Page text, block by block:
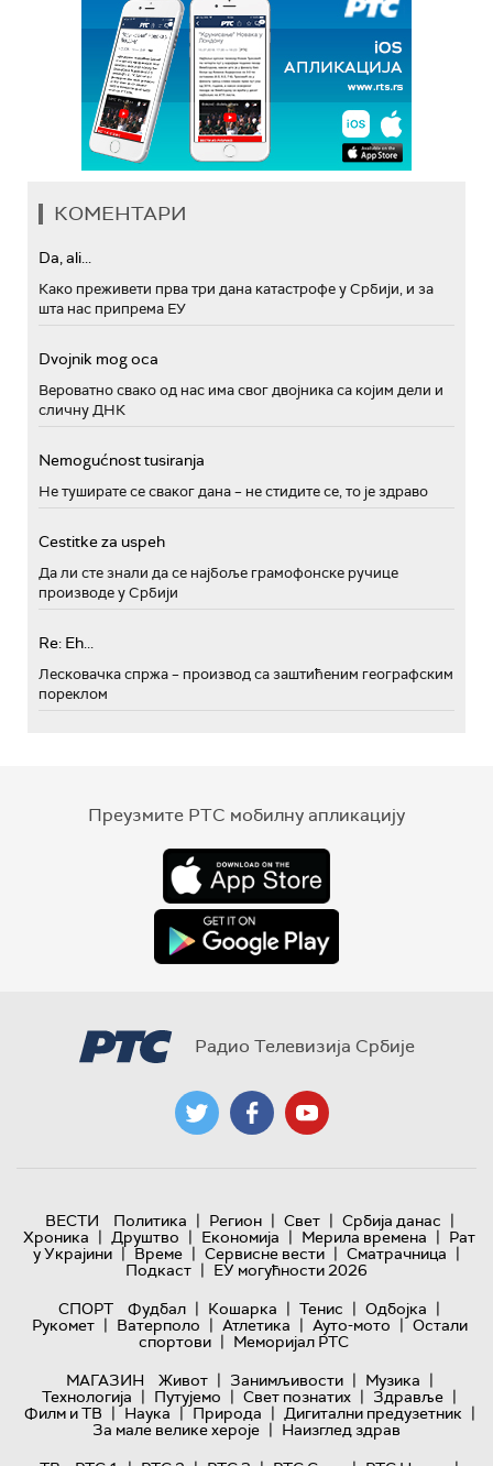
КОМЕНТАРИ
Da, ali...
Како преживети прва три дана катастрофе у Србији, и за
шта нас припрема ЕУ
Dvojnik mog oca
Вероватно свако од нас има свог двојника са којим дели и
сличну ДНК
Nemogućnost tusiranja
Не туширате се сваког дана – не стидите се, то је здраво
Cestitke za uspeh
Да ли сте знали да се најбоље грамофонске ручице
производе у Србији
Re: Eh...
Лесковачка спржа – производ са заштићеним географским
пореклом
Преузмите РТС мобилну апликацију
Радио Телевизија Србије
ВЕСТИ Политика | Регион | Свет | Србија данас |
Хроника | Друштво | Економија | Мерила времена | Рат
у Украјини | Време | Сервисне вести | Сматрачница |
Подкаст | ЕУ могућности 2026
СПОРТ
Фудбал | Кошарка | Тенис | Одбојка |
Рукомет | Ватерполо | Атлетика | Ауто-мото | Остали
спортови | Меморијал РТС
МАГАЗИН
Живот | Занимљивости | Музика |
Технологијa | Путујемо | Свет познатих | Здравље |
Филм и ТВ | Наука | Природа | Дигитални предузетник |
За мале велике хероје | Наизглед здрав